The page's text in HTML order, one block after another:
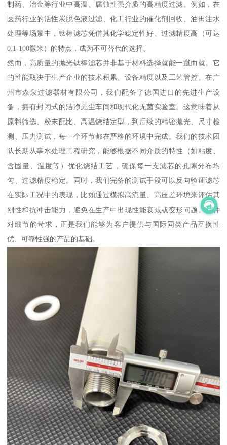
制药、冶金等行业中高温、腐蚀性强介质的高精度过滤。例如，在
医药行业的活性炭脱色液过滤、化工行业的催化剂回收、油田注水
处理等场景中，钛棒滤芯凭借其化学稳定性好、过滤精度高（可达
0.1-100微米）的特点，成为不可替代的选择。
然而，高质量的抛光钛棒滤芯并非基于材料选择就能一蹴而就。它
的性能取决于生产企业的技术积累、设备精度以及工艺管控。在广
州市森泉过滤器材有限公司，我们配备了德国进口的先进生产设
备，拥有封闭式的洁净无尘车间和现代化无菌实验室。这意味着从
原料筛选、粉末配比、高温烧结定型，到后续的精密抛光、尺寸检
测、压力测试，每一个环节都在严格的环境中完成。我们的技术团
队长期从事水处理工程研究，能够根据不同介质的特性（如粘度、
含固量、温度等）优化烧结工艺，确保每一支滤芯的孔隙分布均
匀、过滤精度稳定。同时，我们完备的测试手段可以反向验证滤芯
在实际工况中的表现，比如通过模拟高流量、高压差环境来评估其
刚性和抗冲击能力，避免在生产中出现性能衰减或变形问题。这种
对细节的苛求，正是我们能够为客户提供与国际同类产品互换性
优、可靠性强的产品的基础。